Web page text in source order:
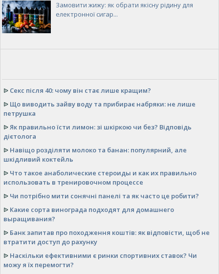
Замовити жижу: як обрати якісну рідину для
електронної сигар...
ᐉ Секс після 40: чому він стає лише кращим?
ᐉ Що виводить зайву воду та прибирає набряки: не лише
петрушка
ᐉЯк правильно їсти лимон: зі шкіркою чи без? Відповідь
дієтолога
ᐉ Навіщо розділяти молоко та банан: популярний, але
шкідливий коктейль
ᐉ Что такое анаболические стероиды и как их правильно
использовать в тренировочном процессе
ᐉ Чи потрібно мити сонячні панелі та як часто це робити?
ᐉ Какие сорта винограда подходят для домашнего
выращивания?
ᐉ Банк запитав про походження коштів: як відповісти, щоб не
втратити доступ до рахунку
ᐉ Наскільки ефективними є ринки спортивних ставок? Чи
можу я їх перемогти?